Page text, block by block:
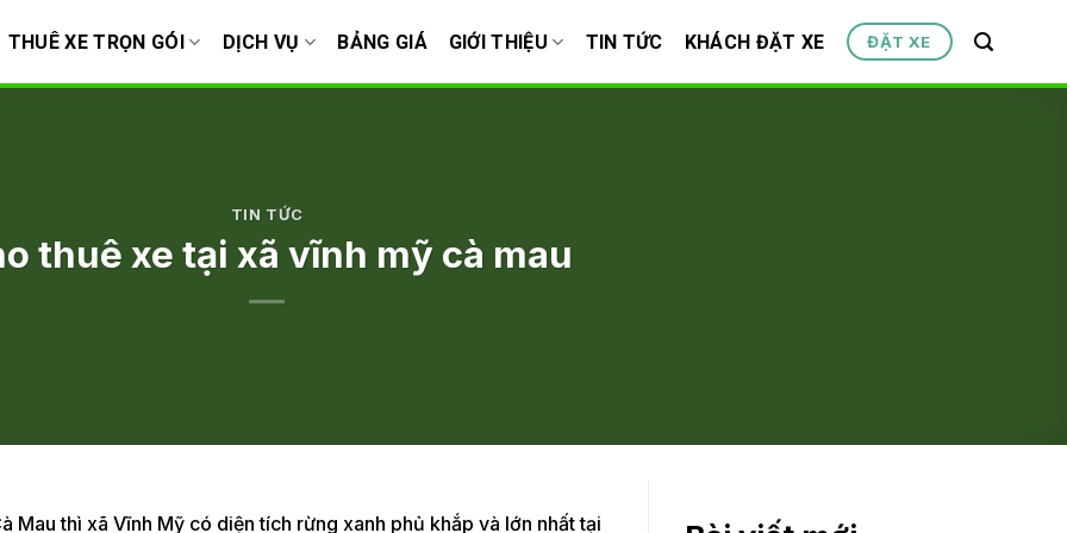
THUÊ XE TRỌN GÓI DỊCH VỤ BẢNG GIÁ GIỚI THIỆU TIN TỨC KHÁCH ĐẶT XE ĐẶT XE
TIN TỨC
thuê xe tại xã vĩnh mỹ cà mau
Mau thì xã Vĩnh Mỹ có diện tích rừng xanh phủ khắp và lớn nhất tại